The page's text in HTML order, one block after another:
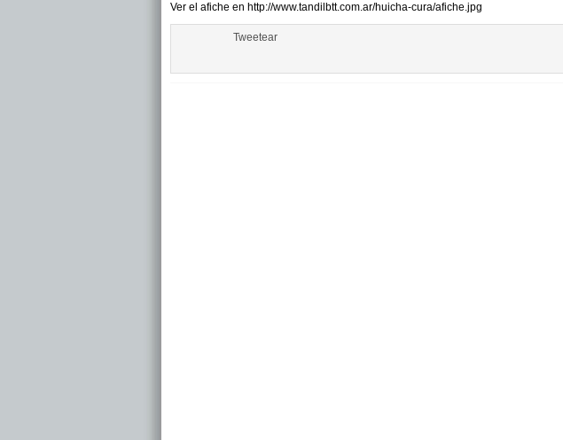
Ver el afiche en http://www.tandilbtt.com.ar/huicha-cura/afiche.jpg
Tweetear